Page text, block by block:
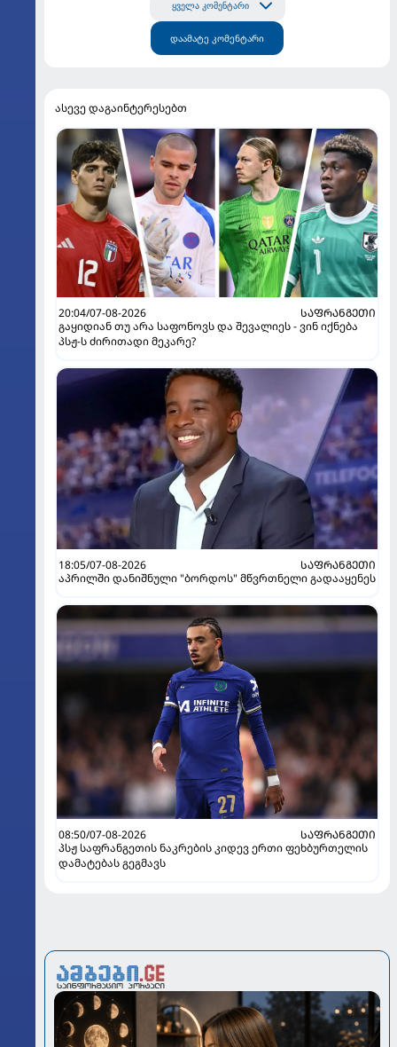
ყველა კომენტარი
დაამატე კომენტარი
ასევე დაგაინტერესებთ
20:04/07-08-2026
ᲡᲐᲤᲠᲐᲜᲒᲔᲗᲘ
გაყიდიან თუ არა საფონოვს და შევალიეს - ვინ იქნება
პსჟ-ს ძირითადი მეკარე?
18:05/07-08-2026
ᲡᲐᲤᲠᲐᲜᲒᲔᲗᲘ
აპრილში დანიშნული "ბორდოს" მწვრთნელი გადააყენეს
08:50/07-08-2026
ᲡᲐᲤᲠᲐᲜᲒᲔᲗᲘ
პსჟ საფრანგეთის ნაკრების კიდევ ერთი ფეხბურთელის
დამატებას გეგმავს